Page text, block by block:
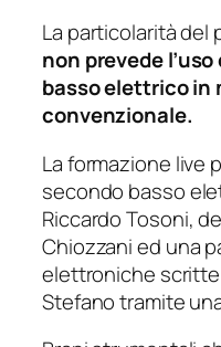
La particolarità del
non prevede
basso elettrico in
convenzionale.
La formazione live
secondo basso
Riccardo Tosoni,
Chiozzani ed una
elettroniche
Stefano tramite